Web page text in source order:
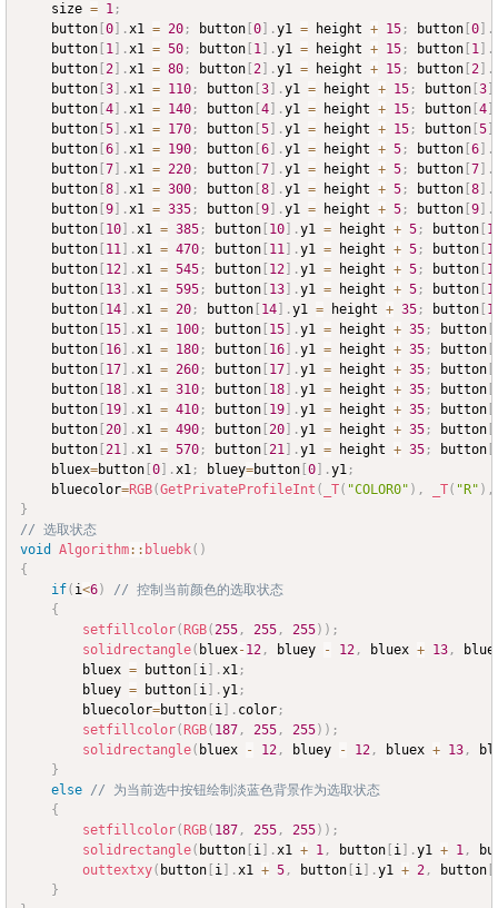
	size
= 1 ;
	button
0 .x1 = 20 ; button 0 .y1 = height + 15 ; button 0 .
	button
1 .x1 = 50 ; button 1 .y1 = height + 15 ; button 1 .
	button
2 .x1 = 80 ; button 2 .y1 = height + 15 ; button 2 .
	button
3 .x1 = 110 ; button 3 .y1 = height + 15 ; button 3
	button
4 .x1 = 140 ; button 4 .y1 = height + 15 ; button 4
	button
5 .x1 = 170 ; button 5 .y1 = height + 15 ; button 5
	button
6 .x1 = 190 ; button 6 .y1 = height + 5 ; button 6 .
	button
7 .x1 = 220 ; button 7 .y1 = height + 5 ; button 7 .
	button
8 .x1 = 300 ; button 8 .y1 = height + 5 ; button 8 .
	button
9 .x1 = 335 ; button 9 .y1 = height + 5 ; button 9 .
	button
10 .x1 = 385 ; button 10 .y1 = height + 5 ; button
	button
11 .x1 = 470 ; button 11 .y1 = height + 5 ; button
	button
12 .x1 = 545 ; button 12 .y1 = height + 5 ; button
	button
13 .x1 = 595 ; button 13 .y1 = height + 5 ; button
	button
14 .x1 = 20 ; button 14 .y1 = height + 35 ; button
	button
15 .x1 = 100 ; button 15 .y1 = height + 35 ; button
	button
16 .x1 = 180 ; button 16 .y1 = height + 35 ; button
	button
17 .x1 = 260 ; button 17 .y1 = height + 35 ; button
	button
18 .x1 = 310 ; button 18 .y1 = height + 35 ; button
	button
19 .x1 = 410 ; button 19 .y1 = height + 35 ; button
	button
20 .x1 = 490 ; button 20 .y1 = height + 35 ; button
	button
21 .x1 = 570 ; button 21 .y1 = height + 35 ; button
	bluex
=button 0 .x1 ; bluey=button 0 .y1 ;
	bluecolor
=RGB(GetPrivateProfileInt ( _T( "COLOR0" ) , _T( "R" ) ,
}
// 选取状态
void
Algorithm:: bluebk( )
{
if( i<6)
// 控制当前颜色的选取状态
{
setfillcolor( RGB(255 , 255 , 255) ) ;
solidrectangle( bluex-12 , bluey - 12 , bluex + 13 ,
		bluex
= button i .x1 ;
		bluey
= button i .y1 ;
		bluecolor
=button i . color ;
setfillcolor( RGB( 187 , 255 , 255) ) ;
solidrectangle( bluex - 12 , bluey - 12 , bluex + 13 ,
}
else // 为当前选中按钮绘制淡蓝色背景作为选取状态
{
setfillcolor( RGB( 187 , 255 , 255) ) ;
solidrectangle( button i .x1 + 1 , button i .y1 + 1 ,
outtextxy( button i .x1 + 5 , button i .y1 + 2 , button
}